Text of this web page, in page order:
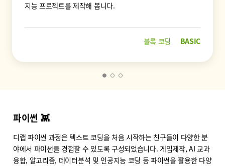
지능 프로젝트를 제작해 봅니다.
블록 코딩 BASIC
파이썬 👾
디랩 파이썬 과정은 텍스트 코딩을 처음 시작하는 친구들이 다양한 분
야에서 파이썬을 경험할 수 있도록 구성되었습니다. 게임제작, AI 교과
융합, 알고리즘, 데이터분석 및 인공지능 코딩 등 파이썬을 활용한 다양